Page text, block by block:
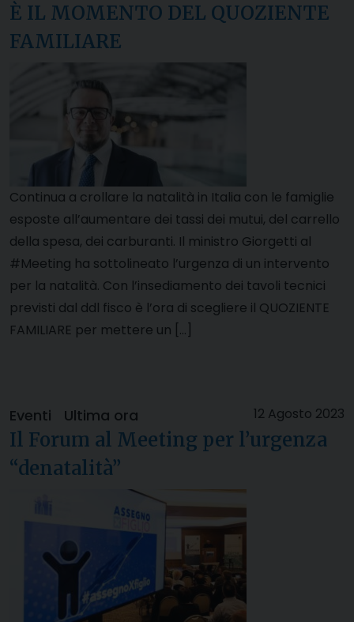
È IL MOMENTO DEL QUOZIENTE
FAMILIARE
Continua a crollare la natalità in Italia con le famiglie
esposte all’aumentare dei tassi dei mutui, del carrello
della spesa, dei carburanti. Il ministro Giorgetti al
#Meeting ha sottolineato l’urgenza di un intervento
per la natalità. Con l’insediamento dei tavoli tecnici
previsti dal ddl fisco è l’ora di scegliere il QUOZIENTE
FAMILIARE per mettere un […]
12 Agosto 2023
Eventi Ultima ora
Il Forum al Meeting per l’urgenza
“denatalità”